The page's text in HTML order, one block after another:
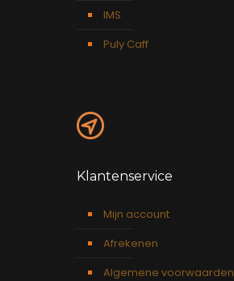
IMS
Puly Caff
Klantenservice
Mijn account
Afrekenen
Algemene voorwaarden